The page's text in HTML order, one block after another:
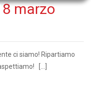
marzo
ci siamo! Ripartiamo
[…]